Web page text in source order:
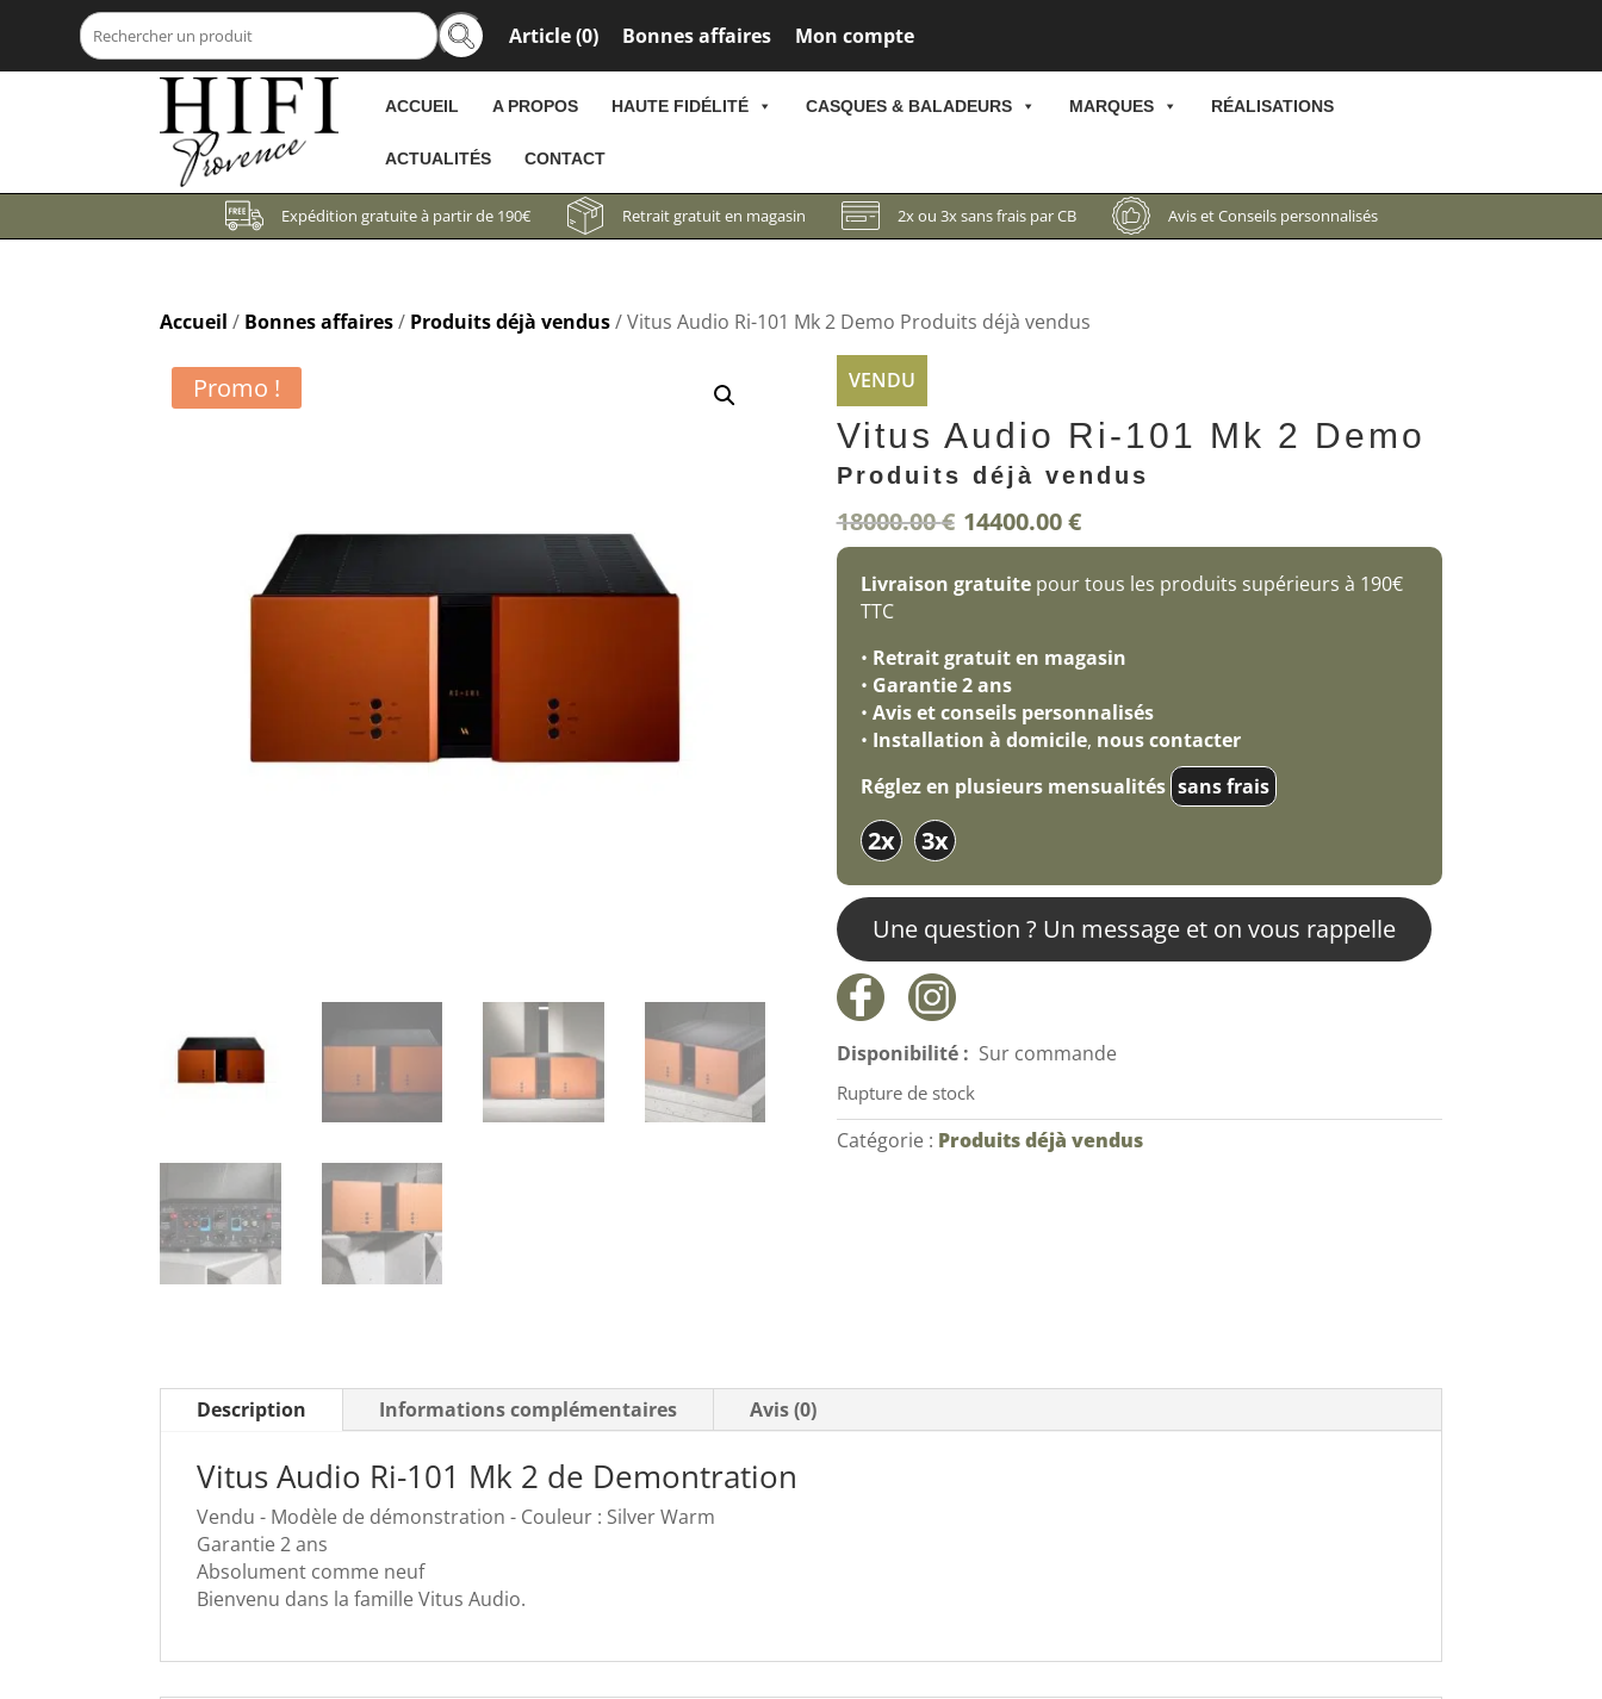
Recherche
pour :
Article (0) Bonnes affaires Mon compte
ACCUEIL A PROPOS HAUTE FIDÉLITÉ CASQUES & BALADEURS MARQUES RÉALISATIONS
ACTUALITÉS CONTACT
Expédition gratuite à partir de 190€ Retrait gratuit en magasin 2x ou 3x sans frais par CB Avis et Conseils personnalisés
Accueil / Bonnes affaires/ Produits déjà vendus/ Vitus Audio Ri-101 Mk 2 Demo Produits déjà vendus
Promo ! VENDU
Vitus Audio Ri-101 Mk 2 Demo
Produits déjà vendus
18000.00€ Le
prix
initial
était :
14400.00€Le
prix
actuel
est :
Livraison gratuitepour tous les produits supérieurs à 190€
TTC
• Retrait gratuit en magasin
• Garantie 2 ans
• Avis et conseils personnalisés
• Installation à domicile, nous contacter
Réglez en plusieurs mensualités sans frais
2x 3x
Une question ? Un message et on vous rappelle
Disponibilité : Sur commande
Rupture de stock
Catégorie : Produits déjà vendus
Description Informations complémentaires Avis (0)
Vitus Audio Ri-101 Mk 2 de Demontration
Vendu - Modèle de démonstration - Couleur : Silver Warm
Garantie 2 ans
Absolument comme neuf
Bienvenu dans la famille Vitus Audio.